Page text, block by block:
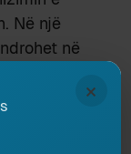
Në një
në
është
parë dhe aq
×